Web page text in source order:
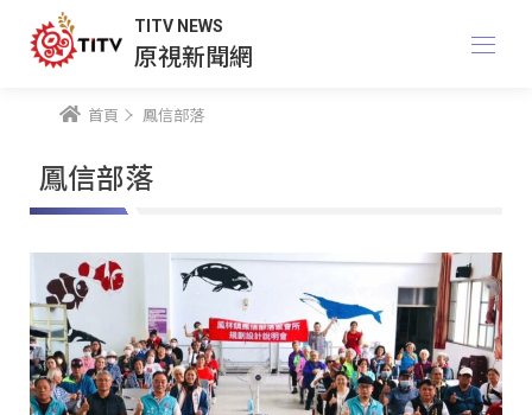
TITV NEWS
原視新聞網
首頁 鳳信部落
鳳信部落